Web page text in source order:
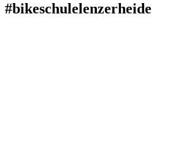
#bikeschulelenzerheide